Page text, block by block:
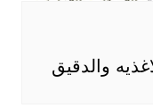
والدقيق